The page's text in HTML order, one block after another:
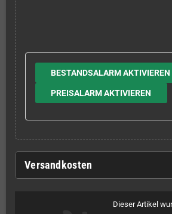
BESTANDSALARM AKTIVIEREN
PREISALARM AKTIVIEREN
Versandkosten
Dieser Artikel